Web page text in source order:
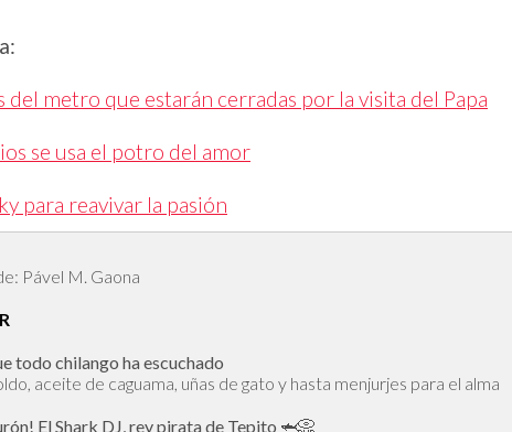
del metro que estarán cerradas por la visita del Papa
se usa el potro del amor
para reavivar la pasión
Pável M. Gaona
todo chilango ha escuchado
aceite de caguama, uñas de gato y hasta menjurjes para el alma
El Shark DJ, rey pirata de Tepito 🦈📀